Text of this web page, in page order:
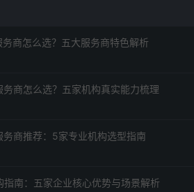
商怎么选？五大服务商特色解析
商怎么选？五家机构真实能力梳理
商推荐：5家专业机构选型指南
南：五家企业核心优势与场景解析